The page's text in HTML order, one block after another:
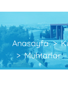
Anasayfa
Muhtarlar